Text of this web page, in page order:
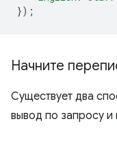
});
Начните
Существует два
вывод по запросу и